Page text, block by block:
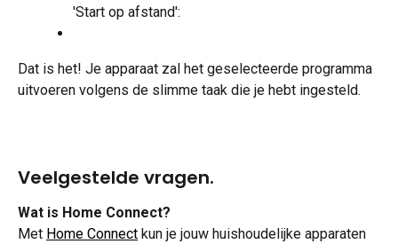
'Start op afstand':
Dat is het! Je apparaat zal het geselecteerde programma
uitvoeren volgens de slimme taak die je hebt ingesteld.
Veelgestelde vragen.
Wat is Home Connect?
Met Home Connect kun je jouw huishoudelijke apparaten